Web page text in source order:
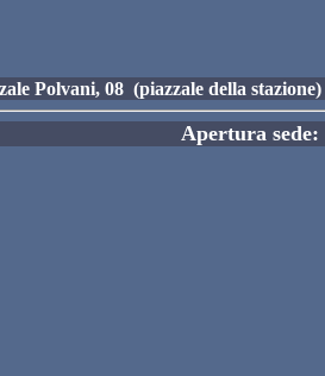
Polvani, 08 (piazzale della
Apertura